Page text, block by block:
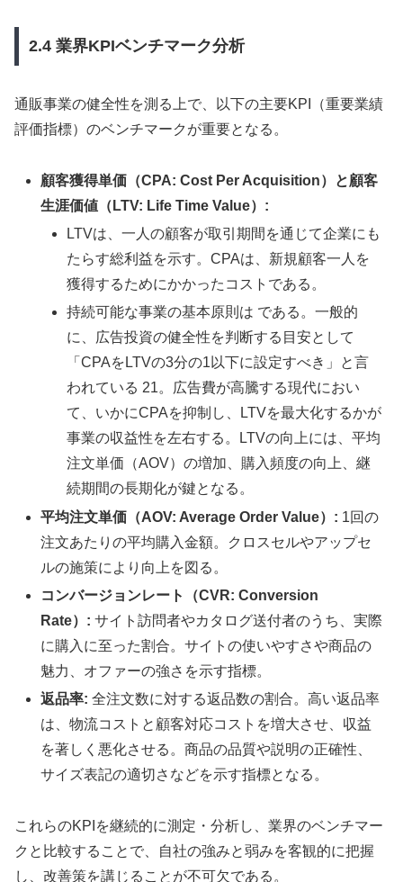
2.4 業界KPIベンチマーク分析
通販事業の健全性を測る上で、以下の主要KPI（重要業績
評価指標）のベンチマークが重要となる。
顧客獲得単価（CPA: Cost Per Acquisition）と顧客
生涯価値（LTV: Life Time Value）:
LTVは、一人の顧客が取引期間を通じて企業にも
たらす総利益を示す。CPAは、新規顧客一人を
獲得するためにかかったコストである。
持続可能な事業の基本原則は である。一般的
に、広告投資の健全性を判断する目安として
「CPAをLTVの3分の1以下に設定すべき」と言
われている 21。広告費が高騰する現代におい
て、いかにCPAを抑制し、LTVを最大化するかが
事業の収益性を左右する。LTVの向上には、平均
注文単価（AOV）の増加、購入頻度の向上、継
続期間の長期化が鍵となる。
平均注文単価（AOV: Average Order Value）: 1回の
注文あたりの平均購入金額。クロスセルやアップセ
ルの施策により向上を図る。
コンバージョンレート（CVR: Conversion
Rate）: サイト訪問者やカタログ送付者のうち、実際
に購入に至った割合。サイトの使いやすさや商品の
魅力、オファーの強さを示す指標。
返品率: 全注文数に対する返品数の割合。高い返品率
は、物流コストと顧客対応コストを増大させ、収益
を著しく悪化させる。商品の品質や説明の正確性、
サイズ表記の適切さなどを示す指標となる。
これらのKPIを継続的に測定・分析し、業界のベンチマー
クと比較することで、自社の強みと弱みを客観的に把握
し、改善策を講じることが不可欠である。